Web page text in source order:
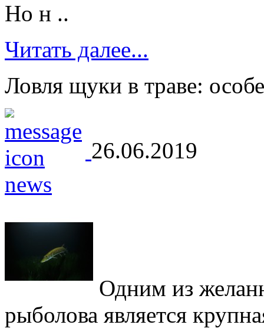
Но н ..
Читать далее...
Ловля щуки в траве:
26.06.2019
Одним из
рыболова является